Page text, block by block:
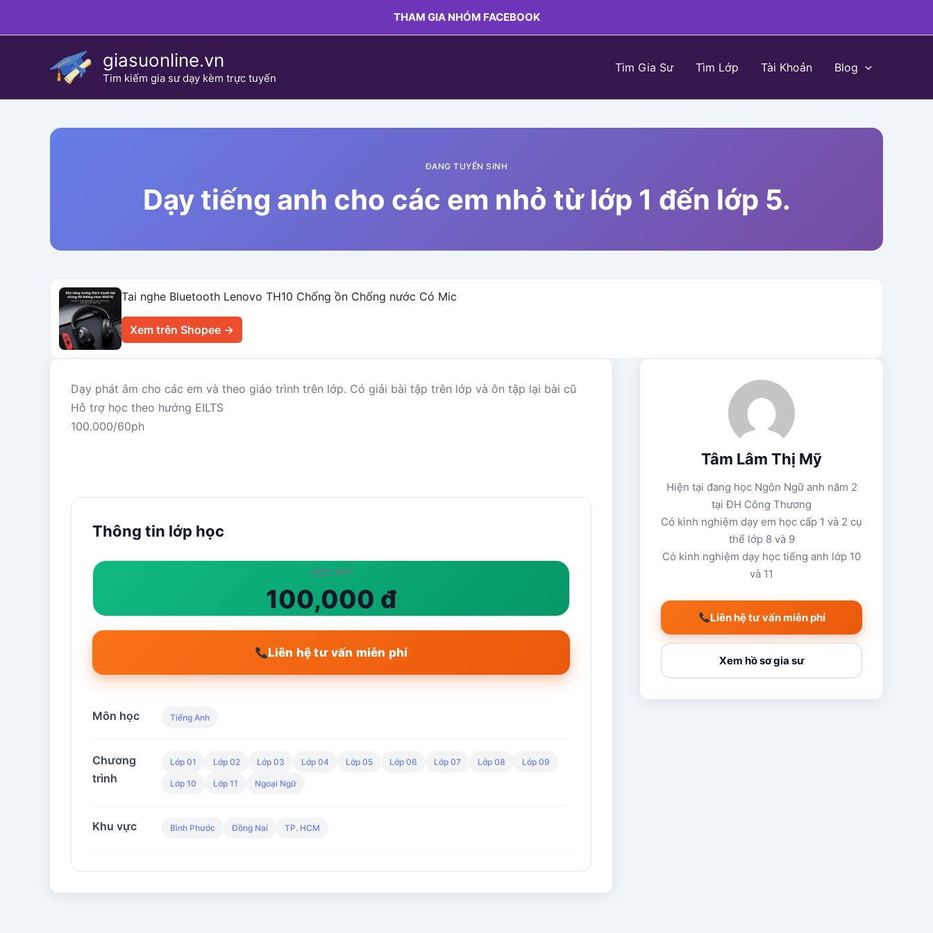
THAM GIA NHÓM FACEBOOK
giasuonline.vn
Tim kiếm gia sư dạy kèm trực tuyến
Tìm Gia Sư Tìm Lớp Tài Khoản Blog
ĐANG TUYỂN SINH
Dạy tiếng anh cho các em nhỏ từ lớp 1 đến lớp 5.
Tai nghe Bluetooth Lenovo TH10 Chống ồn Chống nước Có Mic
Xem trên Shopee →
Dạy phát âm cho các em và theo giáo trình trên lớp. Có giải bài tập trên lớp và ôn tập lại bài cũ
Hỗ trợ học theo hướng EILTS
100.000/60ph
Thông tin lớp học
HỌC PHÍ
100,000 đ
Liên hệ tư vấn miễn phí
Môn học Tiếng Anh
Chương
trình
Lớp 01 Lớp 02 Lớp 03 Lớp 04 Lớp 05 Lớp 06 Lớp 07 Lớp 08 Lớp 09
Lớp 10 Lớp 11 Ngoại Ngữ
Khu vực Bình Phước Đồng Nai TP. HCM
Tâm Lâm Thị Mỹ
Hiện tại đang học Ngôn Ngữ anh năm 2
tại ĐH Công Thương
Có kinh nghiệm dạy em học cấp 1 và 2 cụ
thể lớp 8 và 9
Có kinh nghiệm dạy học tiếng anh lớp 10
và 11
Liên hệ tư vấn miễn phí
Xem hồ sơ gia sư